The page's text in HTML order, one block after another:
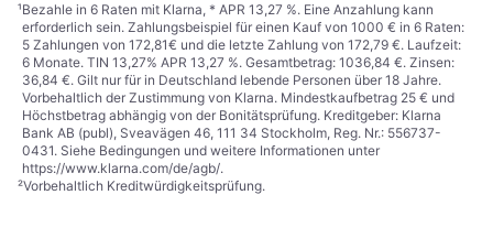
¹Bezahle in 6 Raten mit Klarna, * APR 13,27 %. Eine Anzahlung kann
erforderlich sein. Zahlungsbeispiel für einen Kauf von 1000 € in 6 Raten:
5 Zahlungen von 172,81€ und die letzte Zahlung von 172,79 €. Laufzeit:
6 Monate. TIN 13,27% APR 13,27 %. Gesamtbetrag: 1036,84 €. Zinsen:
36,84 €. Gilt nur für in Deutschland lebende Personen über 18 Jahre.
Vorbehaltlich der Zustimmung von Klarna. Mindestkaufbetrag 25 € und
Höchstbetrag abhängig von der Bonitätsprüfung. Kreditgeber: Klarna
Bank AB (publ), Sveavägen 46, 111 34 Stockholm, Reg. Nr.: 556737-
0431. Siehe Bedingungen und weitere Informationen unter
https://www.klarna.com/de/agb/.
²Vorbehaltlich Kreditwürdigkeitsprüfung.